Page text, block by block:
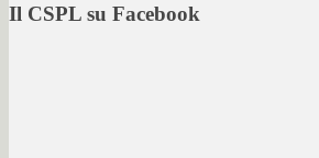
Il CSPL su Facebook